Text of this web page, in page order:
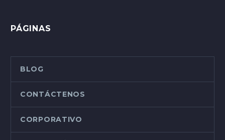
PÁGINAS
BLOG
CONTÁCTENOS
CORPORATIVO